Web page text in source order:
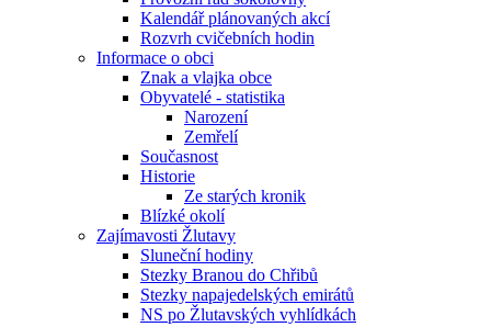
Kalendář plánovaných akcí
Rozvrh cvičebních hodin
Informace o obci
Znak a vlajka obce
Obyvatelé - statistika
Narození
Zemřelí
Současnost
Historie
Ze starých kronik
Blízké okolí
Zajímavosti Žlutavy
Sluneční hodiny
Stezky Branou do Chřibů
Stezky napajedelských emirátů
NS po Žlutavských vyhlídkách